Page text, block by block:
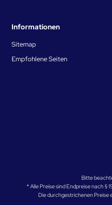
Informationen
Sitemap
Empfohlene Seiten
Bitte
* Alle Preise sind Endpreise nach §
Die durchgestrichenen Preise